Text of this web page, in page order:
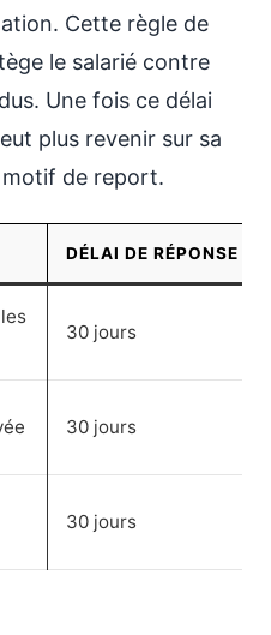
Cette règle de
le salarié contre
Une fois ce délai
plus revenir sur sa
de report.
DÉLAI DE RÉPONSE
30 jours
30 jours
30 jours